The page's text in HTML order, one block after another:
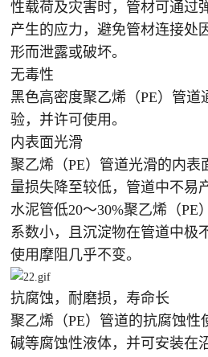
性载荷及灾害时，管材可通过
产生的应力，避免管材连接处
形而泄露或破坏。
无毒性
黑色高密度聚乙烯（PE）管道
验，并许可使用。
内表面光滑
聚乙烯（PE）管道光滑的内表
量损失降至较低，管道中不易
水泥管低20～30%聚乙烯（PE
系数小，且沉淀物在管道中极
使用摩阻几乎不变。
抗腐蚀，耐磨损，寿命长
聚乙烯（PE）管道的抗腐蚀性
碱等腐蚀性液体，并可安装在